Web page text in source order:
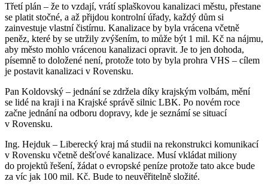
Třetí plán – že to vzdají, vrátí splaškovou kanalizaci městu, přestane
se platit stočné, a až přijdou kontrolní úřady, každý dům si
zainvestuje vlastní čistírnu. Kanalizace by byla vrácena včetně
peněz, které by se utržily zvýšením, to může být 1 mil. Kč na nájmu,
aby město mohlo vrácenou kanalizaci opravit. Je to jen dohoda,
písemně to doložené není, protože toto by byla prohra VHS – cílem
je postavit kanalizaci v Rovensku.
Pan Koldovský – jednání se zdržela díky krajským volbám, mění
se lidé na kraji i na Krajské správě silnic LBK. Po novém roce
začne jednání na odboru dopravy, kde je seznámí se situací
v Rovensku.
Ing. Hejduk – Liberecký kraj má studii na rekonstrukci komunikací
v Rovensku včetně dešťové kanalizace. Musí vkládat miliony
do projektů řešení, žádat o evropské peníze protože tato akce bude
za víc jak 100 mil. Kč. Bude to neuvěřitelně složité.